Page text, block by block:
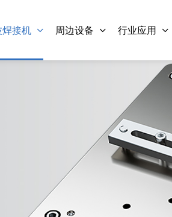
焊接机 周边设备 行业应用